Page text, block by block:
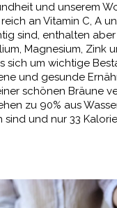
und unserem
an Vitamin C, A
sind, enthalten
Magnesium, Zink
sich um wichtige
und gesunde
schönen Bräune
zu 90% aus
und nur 33